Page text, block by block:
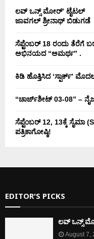
ಲವ್ ಒನ್ಸ್ ಮೋರ್’ ಟೈಟಲ್
ಜಾವಗಲ್ ಶ್ರೀನಾಥ್ ಬಿಡುಗಡೆ
ಸೆಪ್ಟೆಂಬರ್ 18 ರಂದು ತೆರೆಗೆ
ಅಭಿನಯದ “ಅಮರ್ಥ” .
ಕಿಡಿ‌‌ ಹೊತ್ತಿಸಿದ ‘ಸ್ಪಾರ್ಕ್’
“ಚಾರ್ಜ್‌ಶೀಟ್ 03-08” –
ಸೆಪ್ಟೆಂಬರ್ 12, 13ಕ್ಕೆ ಸೈಮಾ
ಪತ್ರಿಕಾಗೋಷ್ಠಿ!
EDITOR'S PICKS
ಲವ್ ಒನ್ಸ್
August 7,